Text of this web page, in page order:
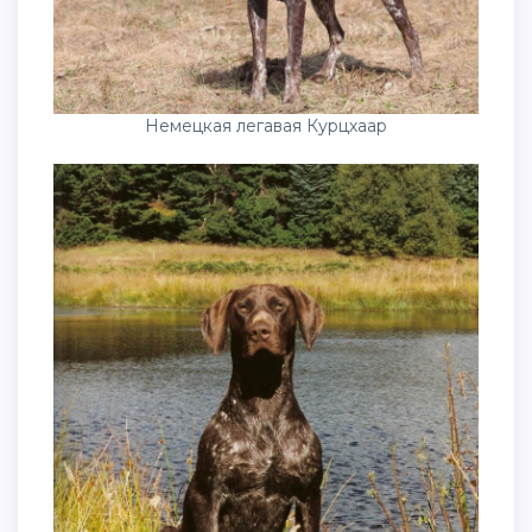
Немецкая легавая Курцхаар